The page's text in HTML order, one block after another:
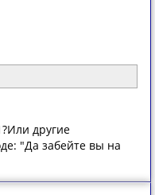
другие
"Да забейте вы на